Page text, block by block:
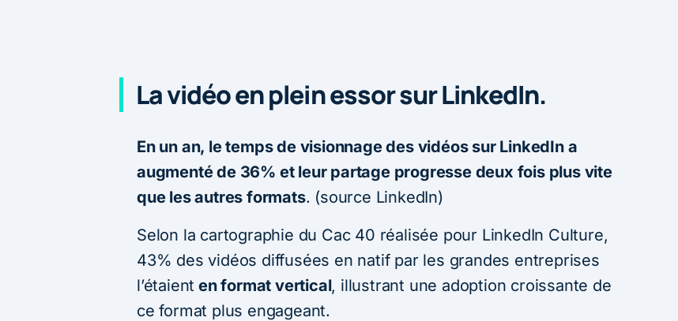
La vidéo en plein essor sur LinkedIn.
En un an, le temps de visionnage des vidéos sur LinkedIn a
augmenté de 36% et leur partage progresse deux fois plus vite
que les autres formats. (source LinkedIn)
Selon la cartographie du Cac 40 réalisée pour LinkedIn Culture,
43% des vidéos diffusées en natif par les grandes entreprises
l’étaient en format vertical, illustrant une adoption croissante de
ce format plus engageant.